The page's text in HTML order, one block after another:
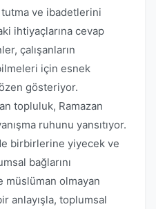
tutma ve ibadetlerini
ihtiyaçlarına cevap
çalışanların
için esnek
gösteriyor.
topluluk, Ramazan
ruhunu yansıtıyor.
birbirlerine yiyecek ve
bağlarını
olmayan
anlayışla, toplumsal